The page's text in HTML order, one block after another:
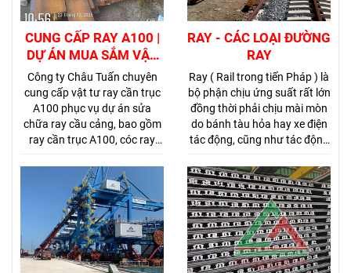
CUNG CẤP RAY A100 |
DỰ ÁN MUA SẮM VẬT
TƯ SỬA CHỮA RAY CẦU
B4-B5-B6 CẢNG CÁT
LÁI
Công ty Châu Tuấn chuyên
cung cấp vật tư ray cần trục
A100 phục vụ dự án sửa
chữa ray cầu cảng, bao gồm
ray cần trục A100, cóc ray
bulong chỉnh cao độ, tấm
thép đệm ray, tấm đệm cao
su ray, bản mã liên kết và phụ
kiện ray cần trục.
RAY - CÁC LOẠI ĐƯỜNG
RAY
Ray ( Rail trong tiến Pháp ) là
bộ phận chịu ứng suất rất lớn
đồng thời phải chịu mài mòn
do bánh tàu hỏa hay xe điện
tác động, cũng như tác động
ray đòi hỏi phải có chất lượng
cao. Trong thời gian đầu của
đường ray người ta sử dụng
vật liệu sắt, sau nhiều thập kỷ
phát triển người ta đã chuyển
sang dùng thép để làm ray.
Hơn nữa những khuyết tật